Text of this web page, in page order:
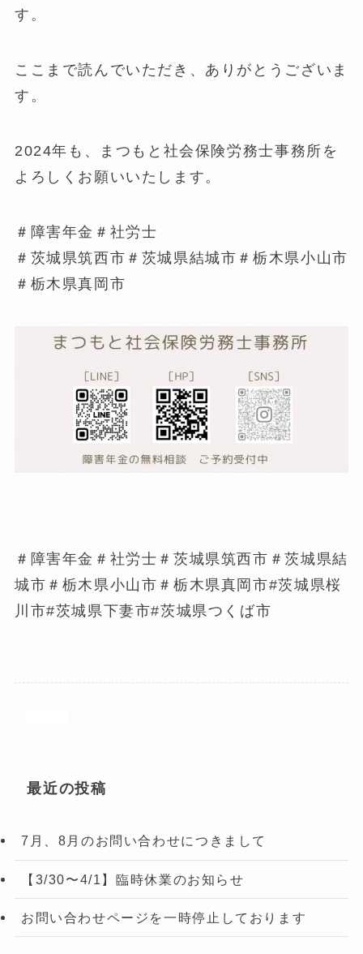
す。
ここまで読んでいただき、ありがとうございま
す。
2024年も、まつもと社会保険労務士事務所を
よろしくお願いいたします。
＃障害年金＃社労士
＃茨城県筑西市＃茨城県結城市＃栃木県小山市
＃栃木県真岡市
＃障害年金＃社労士＃茨城県筑西市＃茨城県結
城市＃栃木県小山市＃栃木県真岡市#茨城県桜
川市#茨城県下妻市#茨城県つくば市
最近の投稿
7月、8月のお問い合わせにつきまして
【3/30〜4/1】臨時休業のお知らせ
お問い合わせページを一時停止しております